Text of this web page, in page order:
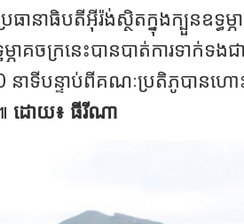
រធានាធិបតីអុីរ៉ង់ស្ថិតក្នុងក្បួនឧទ្ធ
ាគចក្រនេះបានបាត់ការទាក់ទងជ
ាទីបន្ទាប់ពីគណៈប្រតិភូបានហោ
ដោយ៖ ធីរីណា